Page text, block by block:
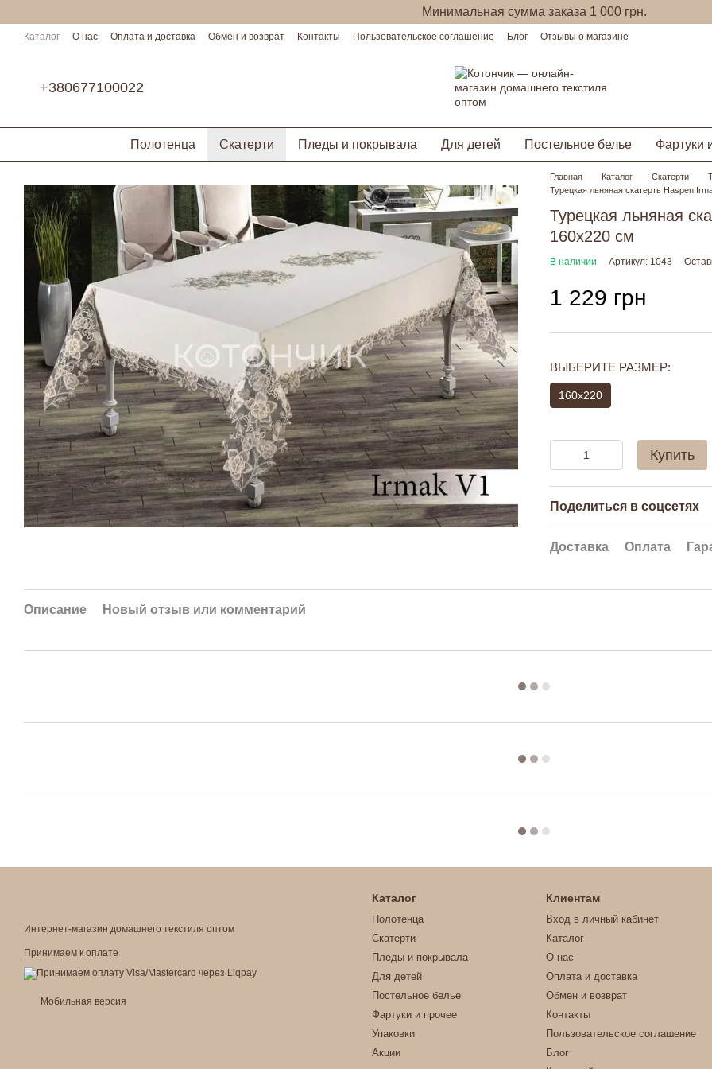
Минимальная сумма заказа 1 000 грн.
Каталог О нас Оплата и доставка Обмен и возврат Контакты Пользовательское соглашение Блог
Отзывы о магазине
+380677100022
Полотенца Скатерти Пледы и покрывала Для детей Постельное белье Фартуки
Главная Каталог Скатерти
Турецкая льняная скатерть Haspen
Турецкая льняная
160х220 см
В наличии Артикул: 1043
1 229 грн
ВЫБЕРИТЕ РАЗМЕР:
160x220
Купить
Поделиться в соцсетях
Доставка Оплата
Описание Новый отзыв или комментарий
Интернет-магазин домашнего текстиля оптом
Принимаем к оплате
Мобильная версия
Каталог
Полотенца
Скатерти
Пледы и покрывала
Для детей
Постельное белье
Фартуки и прочее
Упаковки
Акции
Клиентам
Вход в личный кабинет
Каталог
О нас
Оплата и доставка
Обмен и возврат
Контакты
Пользовательское соглашение
Блог